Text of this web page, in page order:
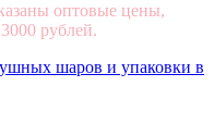
оптовые цены,
рублей.